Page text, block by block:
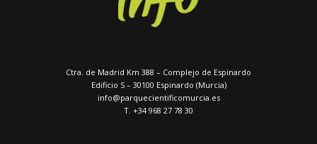
Ctra. de Madrid Km 388 – Complejo de Espinardo
Edificio S – 30100 Espinardo (Murcia)
info@parquecientificomurcia.es
T. +34 968 27 78 30